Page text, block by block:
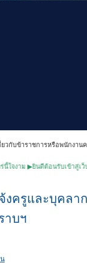
วกับข้าราชการหรือพนักงา
▶ยินดีต้อนรับเข้าสู่เว็บไซ
งครูและบุคลา
าบฯ